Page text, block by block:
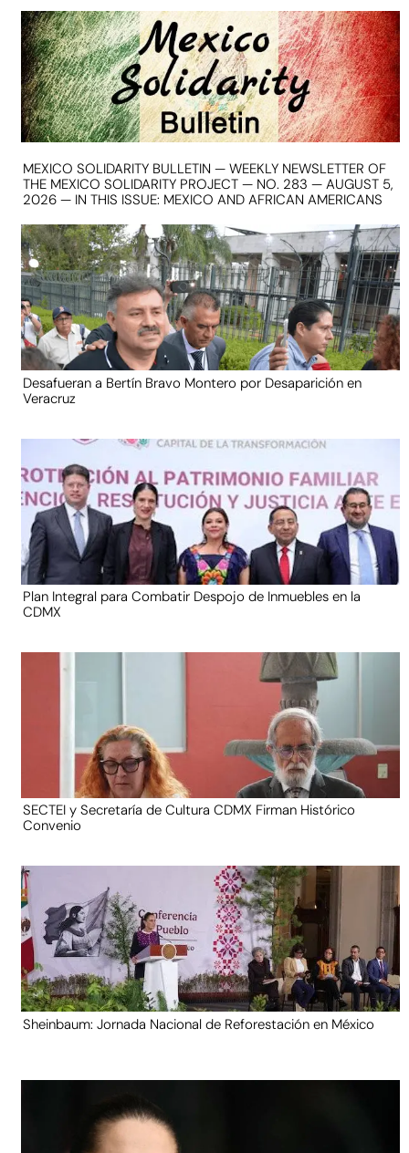
MEXICO SOLIDARITY BULLETIN — WEEKLY NEWSLETTER OF
THE MEXICO SOLIDARITY PROJECT — NO. 283 — AUGUST 5,
2026 — IN THIS ISSUE: MEXICO AND AFRICAN AMERICANS
Desafueran a Bertín Bravo Montero por Desaparición en
Veracruz
Plan Integral para Combatir Despojo de Inmuebles en la
CDMX
SECTEI y Secretaría de Cultura CDMX Firman Histórico
Convenio
Sheinbaum: Jornada Nacional de Reforestación en México